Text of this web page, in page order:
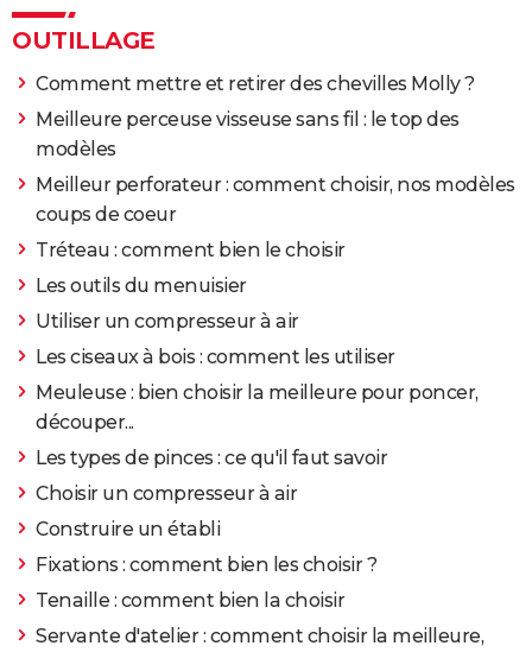
OUTILLAGE
Comment mettre et retirer des chevilles Molly ?
Meilleure perceuse visseuse sans fil : le top des
modèles
Meilleur perforateur : comment choisir, nos modèles
coups de coeur
Tréteau : comment bien le choisir
Les outils du menuisier
Utiliser un compresseur à air
Les ciseaux à bois : comment les utiliser
Meuleuse : bien choisir la meilleure pour poncer,
découper...
Les types de pinces : ce qu'il faut savoir
Choisir un compresseur à air
Construire un établi
Fixations : comment bien les choisir ?
Tenaille : comment bien la choisir
Servante d'atelier : comment choisir la meilleure,